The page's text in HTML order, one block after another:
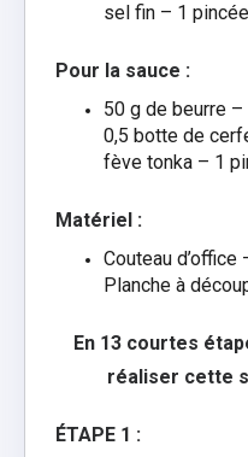
sel fin – 1
Pour la sauce :
50 g de beurre –
0,5 botte de
fève tonka – 1
Matériel :
Couteau d’office
Planche à
En 13 courtes
réaliser cette
ÉTAPE 1 :